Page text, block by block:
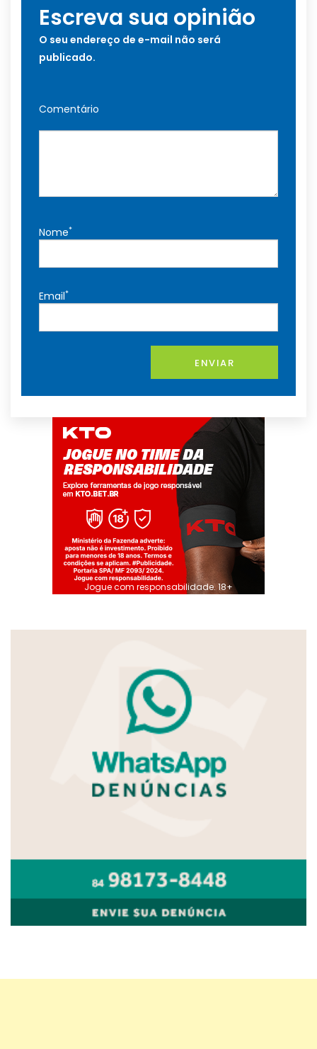
Escreva sua opinião
O seu endereço de e-mail não será
publicado.
Comentário
Nome*
Email*
ENVIAR
Jogue com responsabilidade. 18+